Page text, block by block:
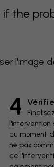
the
l'image
4
au moment
ne pas
de